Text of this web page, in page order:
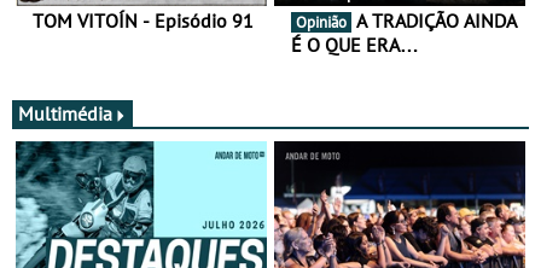
TOM VITOÍN - Episódio 91 Opinião
É O QUE ERA…
Multimédia